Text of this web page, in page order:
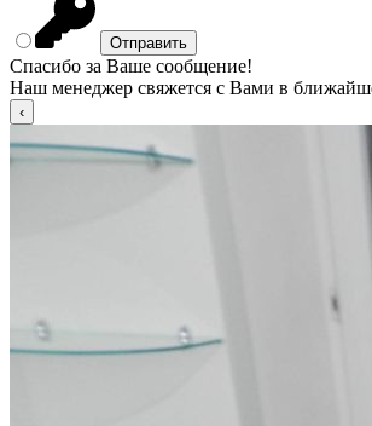
Спасибо за Ваше сообщение!
Наш менеджер свяжется с Вами в